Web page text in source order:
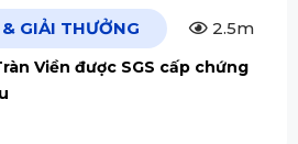
GIẢI THƯỞNG 2.5m
Viền được SGS cấp chứng